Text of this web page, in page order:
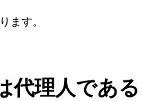
ます。
代理人である